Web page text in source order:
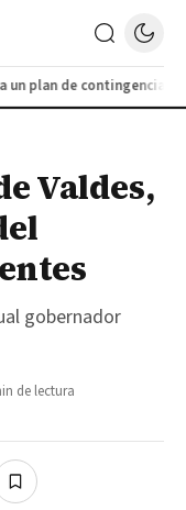
plan de contingencia por
Valdes,
gobernador
de lectura